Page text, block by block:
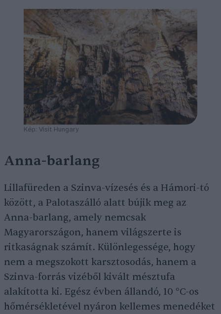
Kép: Visit Hungary
Anna-barlang
Lillafüreden a Szinva-vízesés és a Hámori-tó
között, a Palotaszálló alatt bújik meg az
Anna-barlang, amely nemcsak
Magyarországon, hanem világszerte is
ritkaságnak számít. Különlegessége, hogy
nem a megszokott karsztosodás, hanem a
Szinva-forrás vizéből kivált mésztufa
alakította ki. Egész évben állandó, 10 °C-os
hőmérsékletével nyáron kellemes menedéket